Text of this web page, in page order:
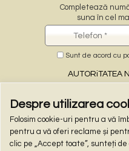
Despre utilizarea
Folosim cookie-uri pentru a vă
pentru a vă oferi reclame și
clic pe „Accept toate”, sunteți
Completează
suna în cel
Sunt de acord cu
AUTORiTATEA
PROTECŢiA
–